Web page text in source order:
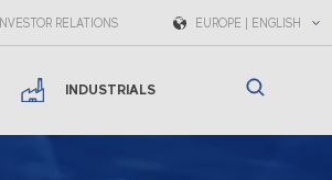
INVESTOR RELATIONS EUROPE | ENGLISH
INDUSTRIALS